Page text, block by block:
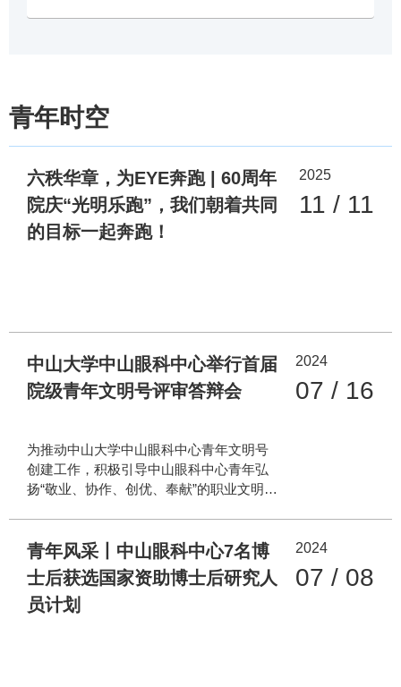
青年时空
六秩华章，为EYE奔跑 | 60周年
院庆“光明乐跑”，我们朝着共同
的目标一起奔跑！
2025
11 / 11
中山大学中山眼科中心举行首届
院级青年文明号评审答辩会
为推动中山大学中山眼科中心青年文明号
创建工作，积极引导中山眼科中心青年弘
扬“敬业、协作、创优、奉献”的职业文明精
山大学中山眼科中心举行了首届院级青年
文明号评审答辩会。 中山眼科中心党委高
度重视青年文明号创建工作，中心党委书
记李强以及党委办公室、医务处等职能部
2024
07 / 16
青年风采丨中山眼科中心7名博
士后获选国家资助博士后研究人
员计划
2024
07 / 08